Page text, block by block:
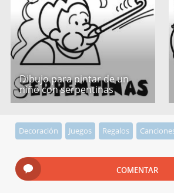
Dibujo para pintar de un
niño con serpentinas
Decoración Juegos Regalos
COMENTAR